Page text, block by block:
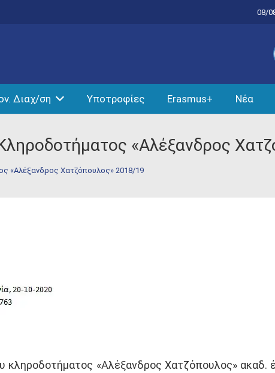
08/
Διαχ/ση Υποτροφίες Erasmus+ Νέα
«Αλέξανδρος
«Αλέξανδρος Χατζόπουλος» 2018/19
«Αλέξανδρος Χατζόπουλος» ακαδ.